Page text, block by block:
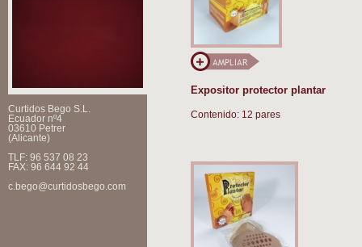
Curtidos Bego S.L.
Ecuador nº4
03610 Petrer
(Alicante)
TLF: 96 537 08 23
FAX: 96 644 92 44
c.bego@curtidosbego.com
Expositor protector plantar
Contenido: 12 pares